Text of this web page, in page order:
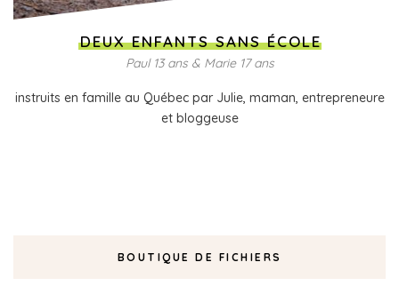
DEUX ENFANTS SANS ÉCOLE
Paul 13 ans & Marie 17 ans
instruits en famille au Québec par Julie, maman, entrepreneure
et bloggeuse
BOUTIQUE DE FICHIERS